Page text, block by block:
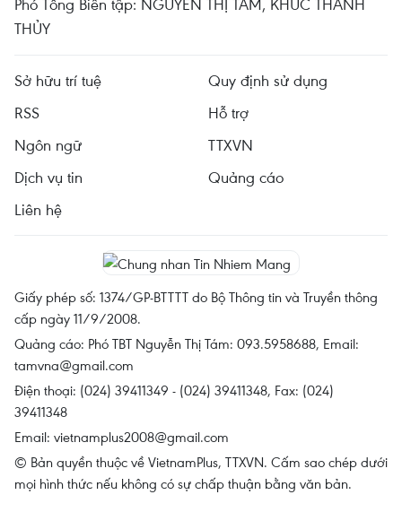
THỦY
Sở hữu trí tuệ
Quy định sử dụng
RSS
Hỗ trợ
Ngôn ngữ
TTXVN
Dịch vụ tin
Quảng cáo
Liên hệ
Giấy phép số: 1374/GP-BTTTT do Bộ Thông tin và Truyền thông
cấp ngày 11/9/2008.
Quảng cáo: Phó TBT Nguyễn Thị Tám: 093.5958688, Email:
tamvna@gmail.com
Điện thoại: (024) 39411349 - (024) 39411348, Fax: (024)
39411348
Email: vietnamplus2008@gmail.com
© Bản quyền thuộc về VietnamPlus, TTXVN. Cấm sao chép dưới
mọi hình thức nếu không có sự chấp thuận bằng văn bản.